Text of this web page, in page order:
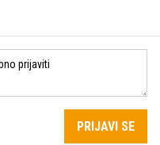
PRIJAVI SE